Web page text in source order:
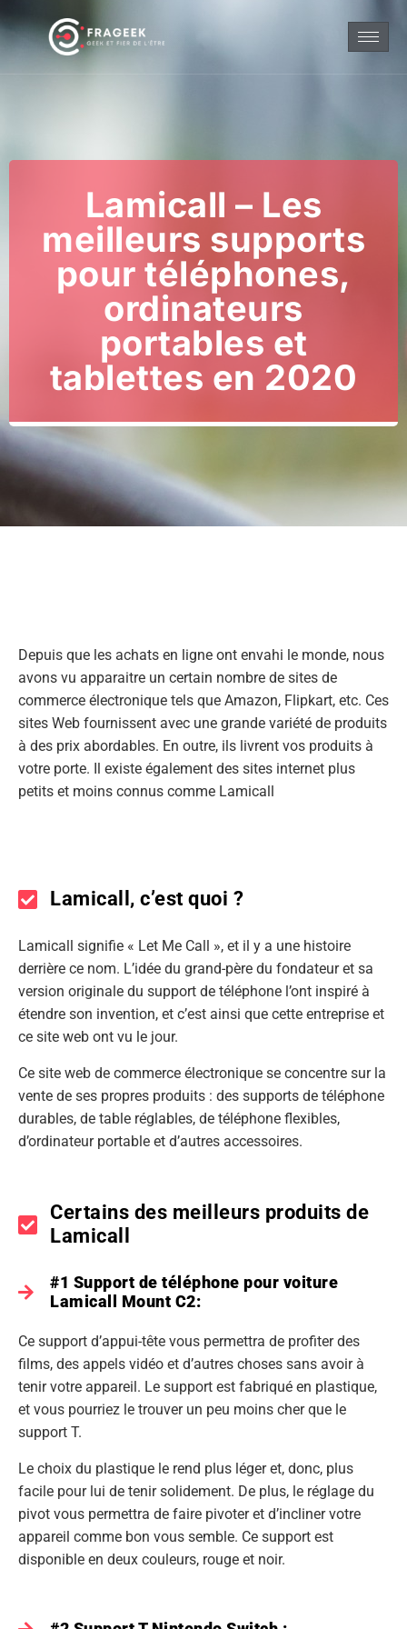
Lamicall – Les
meilleurs supports
pour téléphones,
ordinateurs
portables et
tablettes en 2020
Depuis que les achats en ligne ont envahi le monde, nous
avons vu apparaitre un certain nombre de sites de
commerce électronique tels que Amazon, Flipkart, etc. Ces
sites Web fournissent avec une grande variété de produits
à des prix abordables. En outre, ils livrent vos produits à
votre porte. Il existe également des sites internet plus
petits et moins connus comme Lamicall
Lamicall, c’est quoi ?
Lamicall signifie « Let Me Call », et il y a une histoire
derrière ce nom. L’idée du grand-père du fondateur et sa
version originale du support de téléphone l’ont inspiré à
étendre son invention, et c’est ainsi que cette entreprise et
ce site web ont vu le jour.
Ce site web de commerce électronique se concentre sur la
vente de ses propres produits : des supports de téléphone
durables, de table réglables, de téléphone flexibles,
d’ordinateur portable et d’autres accessoires.
Certains des meilleurs produits de
Lamicall
#1 Support de téléphone pour voiture
Lamicall Mount C2:
Ce support d’appui-tête vous permettra de profiter des
films, des appels vidéo et d’autres choses sans avoir à
tenir votre appareil. Le support est fabriqué en plastique,
et vous pourriez le trouver un peu moins cher que le
support T.
Le choix du plastique le rend plus léger et, donc, plus
facile pour lui de tenir solidement. De plus, le réglage du
pivot vous permettra de faire pivoter et d’incliner votre
appareil comme bon vous semble. Ce support est
disponible en deux couleurs, rouge et noir.